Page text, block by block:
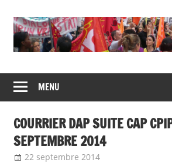
content
CGT
de
syndicats
CGT
insertion
probation
MENU
COURRIER DAP SUITE CAP
SEPTEMBRE 2014
22 septembre 2014